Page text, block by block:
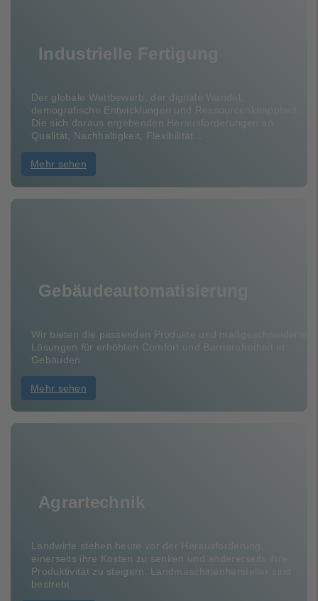
Industrielle Fertigung
Der globale Wettbewerb, der digitale Wandel,
demografische Entwicklungen und Ressourcenknappheit:
Die sich daraus ergebenden Herausforderungen an
Qualität, Nachhaltigkeit, Flexibilität...
Mehr sehen
Gebäudeautomatisierung
Wir bieten die passenden Produkte und maßgeschneiderte
Lösungen für erhöhten Comfort und Barrierefreiheit in
Gebäuden
Mehr sehen
Agrartechnik
Landwirte stehen heute vor der Herausforderung,
einerseits ihre Kosten zu senken und andererseits ihre
Produktivität zu steigern. Landmaschinenhersteller sind
bestrebt